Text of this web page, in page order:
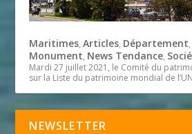
Maritimes,Articles, Département,
Monument, News Tendance,
Mardi 27 juillet 2021, le Comité du
sur la Liste du patrimoine mondial de
NEWSLETTER